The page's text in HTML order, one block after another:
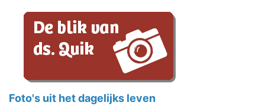
Foto's uit het dagelijks leven